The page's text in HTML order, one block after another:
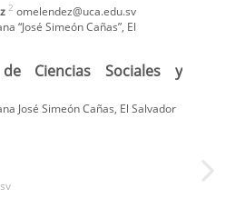
2 omelendez@uca.edu.sv
“José Simeón Cañas”, El
Ciencias Sociales y
José Simeón Cañas, El Salvador